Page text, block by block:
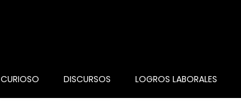
CURIOSO DISCURSOS LOGROS LABORALES